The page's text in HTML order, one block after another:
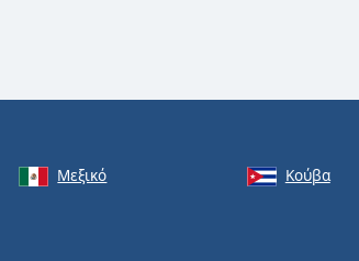
Μεξικό Κούβα